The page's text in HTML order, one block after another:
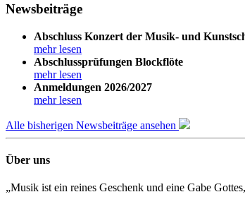
Newsbeiträge
Abschluss Konzert der Musik- und
mehr lesen
Abschlussprüfungen Blockflöte
mehr lesen
Anmeldungen 2026/2027
mehr lesen
Alle bisherigen Newsbeiträge ansehen
Über uns
„Musik ist ein reines Geschenk und eine Gabe